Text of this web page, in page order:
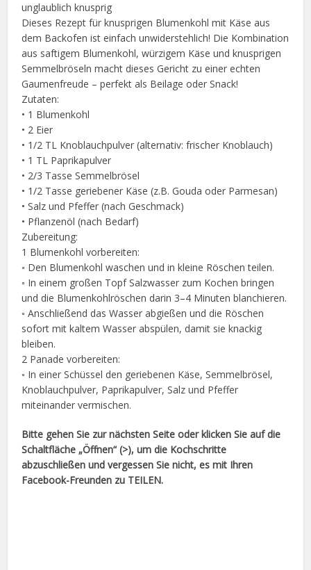
unglaublich knusprig
Dieses Rezept für knusprigen Blumenkohl mit Käse aus
dem Backofen ist einfach unwiderstehlich! Die Kombination
aus saftigem Blumenkohl, würzigem Käse und knusprigen
Semmelbröseln macht dieses Gericht zu einer echten
Gaumenfreude – perfekt als Beilage oder Snack!
Zutaten:
• 1 Blumenkohl
• 2 Eier
• 1/2 TL Knoblauchpulver (alternativ: frischer Knoblauch)
• 1 TL Paprikapulver
• 2/3 Tasse Semmelbrösel
• 1/2 Tasse geriebener Käse (z.B. Gouda oder Parmesan)
• Salz und Pfeffer (nach Geschmack)
• Pflanzenöl (nach Bedarf)
Zubereitung:
1 Blumenkohl vorbereiten:
◦ Den Blumenkohl waschen und in kleine Röschen teilen.
◦ In einem großen Topf Salzwasser zum Kochen bringen
und die Blumenkohlröschen darin 3–4 Minuten blanchieren.
◦ Anschließend das Wasser abgießen und die Röschen
sofort mit kaltem Wasser abspülen, damit sie knackig
bleiben.
2 Panade vorbereiten:
◦ In einer Schüssel den geriebenen Käse, Semmelbrösel,
Knoblauchpulver, Paprikapulver, Salz und Pfeffer
miteinander vermischen.
Bitte gehen Sie zur nächsten Seite oder klicken Sie auf die
Schaltfläche „Öffnen“ (>), um die Kochschritte
abzuschließen und vergessen Sie nicht, es mit Ihren
Facebook-Freunden zu TEILEN.